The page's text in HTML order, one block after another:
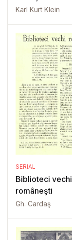
Karl Kurt Klein
SERIAL
Biblioteci vechi
româneşti
Gh. Cardaş